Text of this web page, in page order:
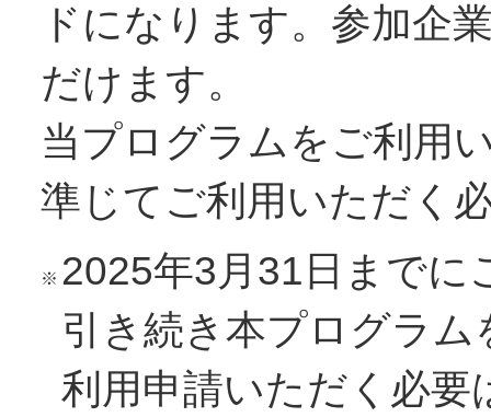
ドになります。参加企
だけます。
当プログラムをご利用
準じてご利用いただく
※ 2025年3月31日までに
引き続き本プログラ
利用申請いただく必要